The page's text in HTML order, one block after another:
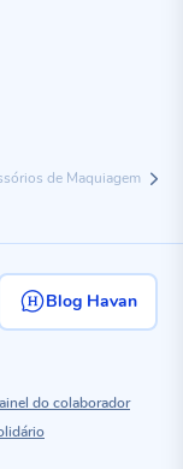
de Maquiagem
Blog Havan
do colaborador